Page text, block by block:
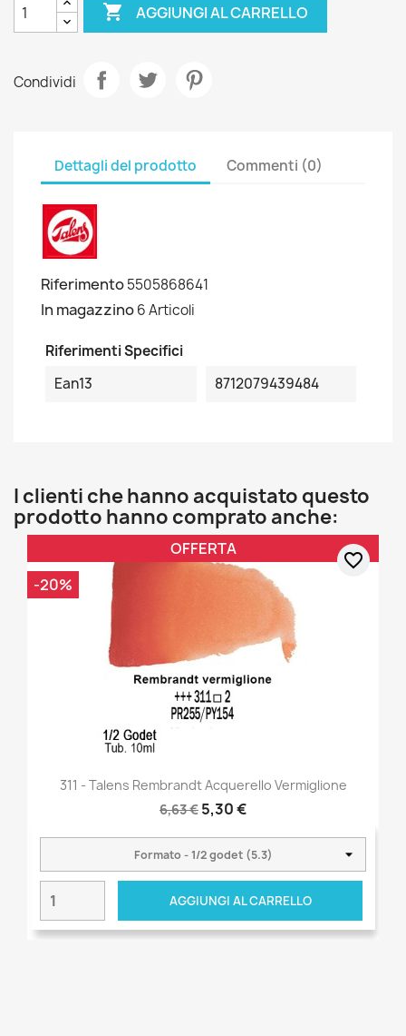
 AGGIUNGI AL CARRELLO
Condividi
Dettagli del prodotto Commenti (0)
Riferimento5505868641
In magazzino6 Articoli
Riferimenti Specifici
Ean13
8712079439484
I clienti che hanno acquistato questo
prodotto hanno comprato anche:
311 - Talens Rembrandt Acquerello Vermiglione
6,63 € 5,30 €
AGGIUNGI AL CARRELLO
OFFERTA
-20%
favorite_border